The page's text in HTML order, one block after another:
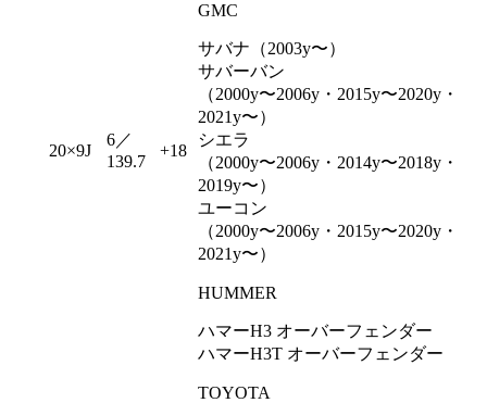
20×9J
6／
139.7
+18
GMC
サバナ（2003y〜）
サバーバン
（2000y〜2006y・2015y〜2020y・
2021y〜）
シエラ
（2000y〜2006y・2014y〜2018y・
2019y〜）
ユーコン
（2000y〜2006y・2015y〜2020y・
2021y〜）
HUMMER
ハマーH3 オーバーフェンダー
ハマーH3T オーバーフェンダー
TOYOTA